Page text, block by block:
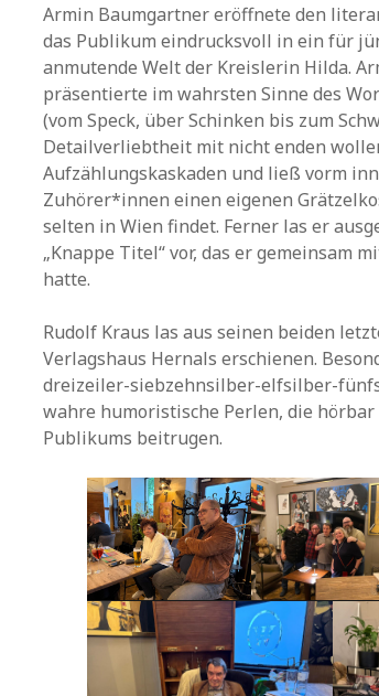
Armin Baumgartner eröffnete den
das Publikum eindrucksvoll in ein für
anmutende Welt der Kreislerin Hilda.
präsentierte im wahrsten Sinne des
(vom Speck, über Schinken bis zum
Detailverliebtheit mit nicht enden
Aufzählungskaskaden und ließ vorm
Zuhörer*innen einen eigenen
selten in Wien findet. Ferner las er
„Knappe Titel“ vor, das er gemeinsam
hatte.
Rudolf Kraus las aus seinen beiden
Verlagshaus Hernals erschienen.
dreizeiler-siebzehnsilber-elfsilber-
wahre humoristische Perlen, die
Publikums beitrugen.